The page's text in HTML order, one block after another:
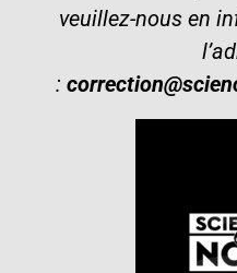
veuillez-nous en
: